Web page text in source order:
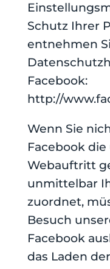
Schutz Ihrer
entnehmen
Facebook:
http://
Wenn Sie
Facebook
Webauftritt
unmittelbar
zuordnet,
Besuch
Facebook
das Laden